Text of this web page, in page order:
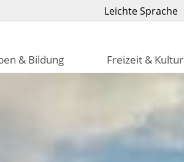
Leichte Sprache
& Bildung Freizeit & Kultur